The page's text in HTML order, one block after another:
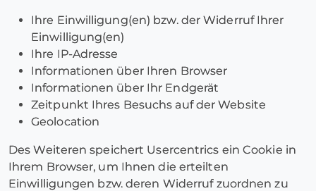
Ihre Einwilligung(en) bzw. der Widerruf Ihrer
Einwilligung(en)
Ihre IP-Adresse
Informationen über Ihren Browser
Informationen über Ihr Endgerät
Zeitpunkt Ihres Besuchs auf der Website
Geolocation
Des Weiteren speichert Usercentrics ein Cookie in
Ihrem Browser, um Ihnen die erteilten
Einwilligungen bzw. deren Widerruf zuordnen zu